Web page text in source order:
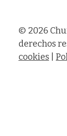
© 2026
derechos
cookies